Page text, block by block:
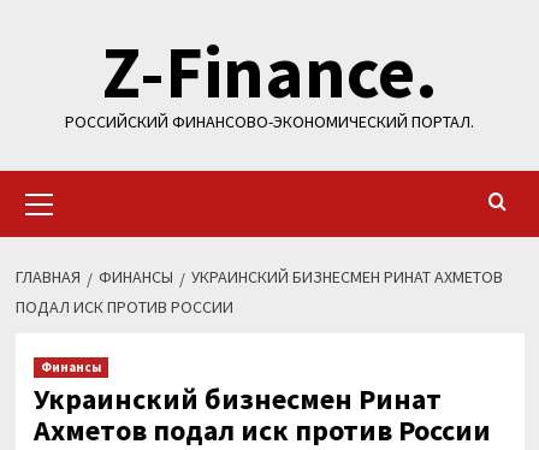
содержимомуZ-Finance.
РОССИЙСКИЙ ФИНАНСОВО-ЭКОНОМИЧЕСКИЙ ПОРТАЛ.
меню
ГЛАВНАЯ ФИНАНСЫ
УКРАИНСКИЙ БИЗНЕСМЕН РИНАТ АХМЕТОВ
ПОДАЛ ИСК ПРОТИВ РОССИИ
Финансы
Украинский бизнесмен Ринат
Ахметов подал иск против России